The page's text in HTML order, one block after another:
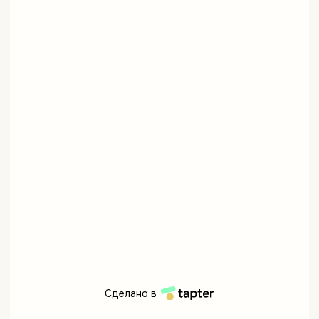
Сделано в